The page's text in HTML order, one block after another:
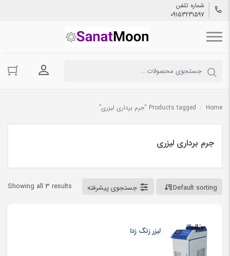
شماره تلفن
09153231597
ورود به
Home
/ Products tagged “جرم برداری لیزری”
جرم برداری لیزری
Showing all 3 results Default sorting جستجوی پیشرفته
ليزر زنگ زدا